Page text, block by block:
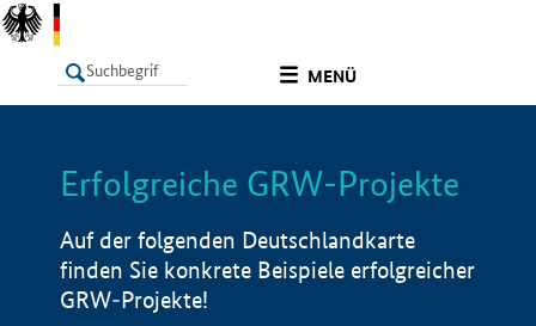
MENÜ
LISTE Info
Erfolgreiche GRW-Projekte
Auf der folgenden Deutschlandkarte
finden Sie konkrete Beispiele erfolgreicher
GRW-Projekte!